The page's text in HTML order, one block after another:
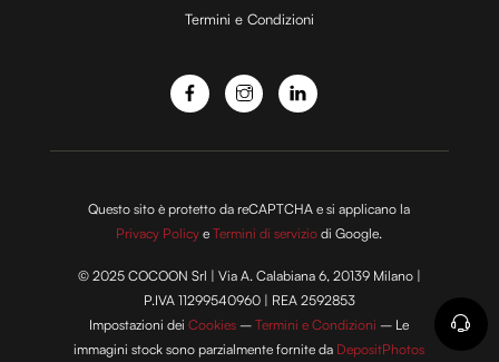
o
Termini e Condizioni
Questo sito è protetto da reCAPTCHA e si applicano la
Privacy Policy eTermini di servizio di Google.
© 2025 COCOON Srl | Via A. Calabiana 6, 20139 Milano |
P.IVA 11299540960 | REA 2592853
Impostazioni deiCookies –Termini e Condizioni – Le
immagini stock sono parzialmente fornite da DepositPhotos